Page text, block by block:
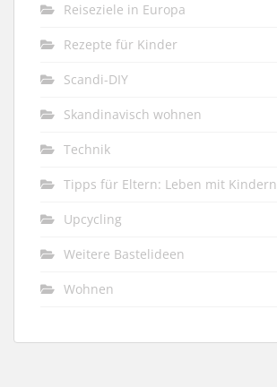
Reiseziele in Europa
Rezepte für Kinder
Scandi-DIY
Skandinavisch wohnen
Technik
Tipps für Eltern: Leben mit Kindern
Upcycling
Weitere Bastelideen
Wohnen